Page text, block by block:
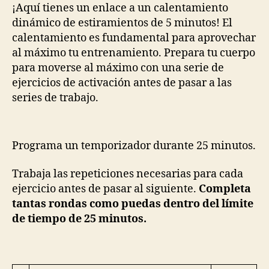
¡Aquí tienes un enlace a un calentamiento
dinámico de estiramientos de 5 minutos! El
calentamiento es fundamental para aprovechar
al máximo tu entrenamiento. Prepara tu cuerpo
para moverse al máximo con una serie de
ejercicios de activación antes de pasar a las
series de trabajo.
Programa un temporizador durante 25 minutos.
Trabaja las repeticiones necesarias para cada
ejercicio antes de pasar al siguiente. Completa
tantas rondas como puedas dentro del límite
de tiempo de 25 minutos.